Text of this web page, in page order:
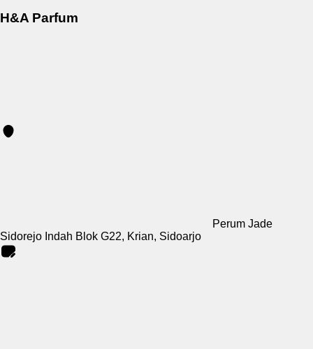
H&A Parfum
Perum Jade
Sidorejo Indah Blok G22, Krian, Sidoarjo